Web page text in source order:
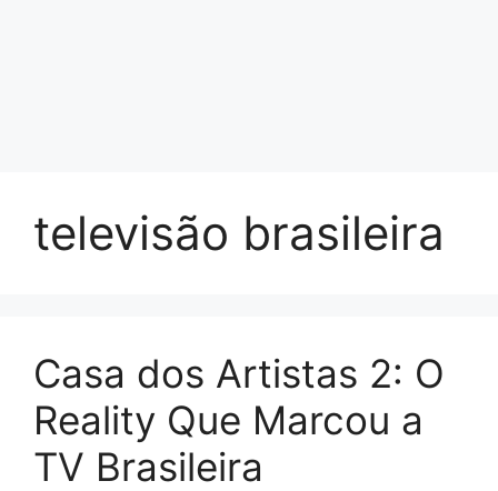
televisão brasileira
Casa dos Artistas 2: O
Reality Que Marcou a
TV Brasileira